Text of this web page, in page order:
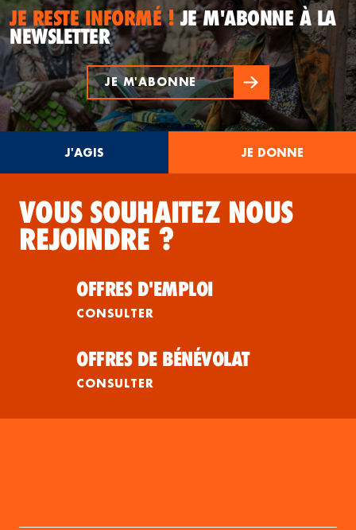
JE RESTE INFORMÉ !JE M'ABONNE À LA
NEWSLETTER
JE M'ABONNE
J'AGIS JE DONNE
VOUS SOUHAITEZ NOUS
REJOINDRE ?
OFFRES D'EMPLOI
CONSULTER
OFFRES DE BÉNÉVOLAT
CONSULTER